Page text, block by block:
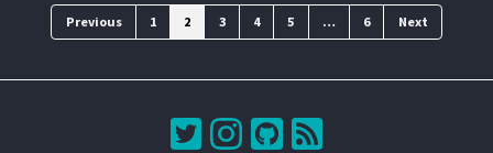
Previous 1 2 3 4 5 … 6 Next